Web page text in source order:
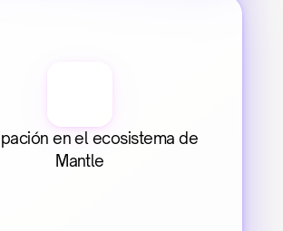
en el ecosistema de
Mantle